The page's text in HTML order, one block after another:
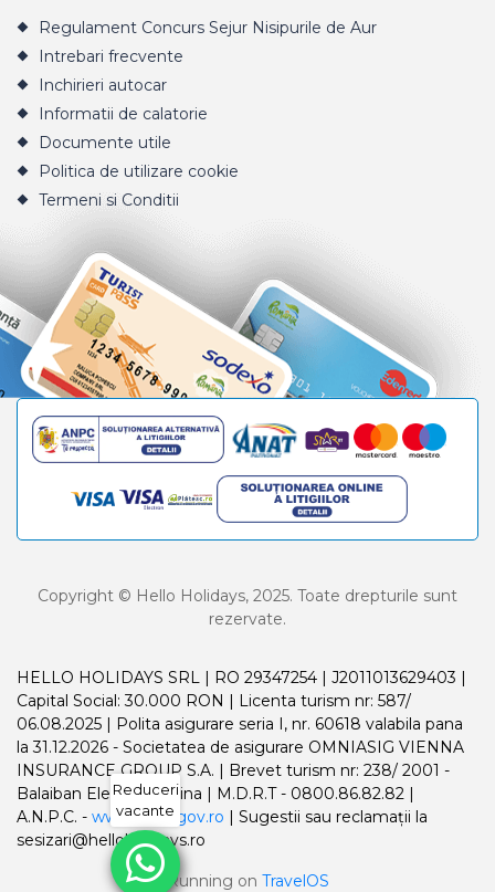
Regulament Concurs Sejur Nisipurile de Aur
Intrebari frecvente
Inchirieri autocar
Informatii de calatorie
Documente utile
Politica de utilizare cookie
Termeni si Conditii
Copyright © Hello Holidays, 2025. Toate drepturile sunt
rezervate.
HELLO HOLIDAYS SRL | RO 29347254 | J2011013629403 |
Capital Social: 30.000 RON | Licenta turism nr: 587/
06.08.2025 | Polita asigurare seria I, nr. 60618 valabila pana
la 31.12.2026 - Societatea de asigurare OMNIASIG VIENNA
INSURANCE GROUP S.A. | Brevet turism nr: 238/ 2001 -
Balaiban Elena Madalina | M.D.R.T - 0800.86.82.82 |
A.N.P.C. - www.anpc.gov.ro | Sugestii sau reclamații la
sesizari@helloholidays.ro
Running on TravelOS
Reduceri
vacante